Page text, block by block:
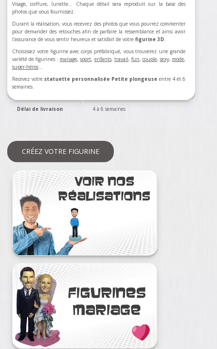
Visage, coiffure, lunette... Chaque détail sera reproduit sur la base des
photos que vous fournissez.
Durant la réalisation, vous recevrez des photos que vous pourrez commenter
pour demander des retouches afin de parfaire la ressemblance et ainsi avoir
l'assurance de vous sentir heureux et satisfait de votre figurine 3D.
Choisissez votre figurine avec corps préfabriqué, vous trouverez une grande
variété de figurines : mariage,sport, enfants, travail, fun, couple, sexy, mode,
super-héros…
Recevez votre statuette personnalisée Petite plongeuse entre 4 et 6
semaines.
Délai de livraison 4 à 6 semaines
CRÉEZ VOTRE FIGURINE